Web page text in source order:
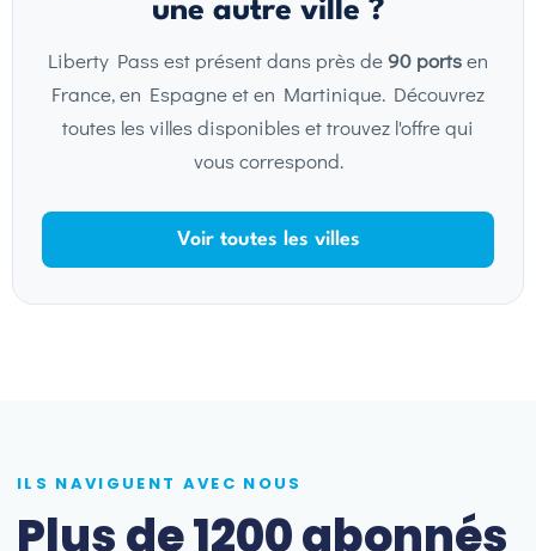
une autre ville ?
Liberty Pass est présent dans près de90 portsen
France, en Espagne et en Martinique. Découvrez
toutes les villes disponibles et trouvez l'offre qui
vous correspond.
Voir toutes les villes
ILS NAVIGUENT AVEC NOUS
Plus de 1200 abonnés